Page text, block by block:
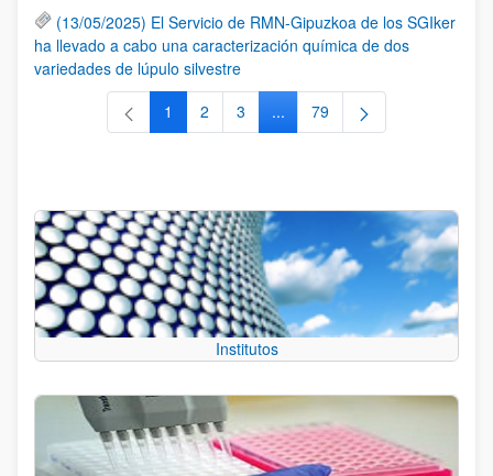
(13/05/2025) El Servicio de RMN-Gipuzkoa de los SGIker
ha llevado a cabo una caracterización química de dos
variedades de lúpulo silvestre
Página
1 Página
2 Página
3 ...Páginas intermedias Use TAB
Página
79
Institutos